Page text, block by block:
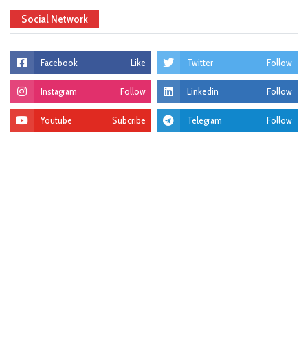
Social Network
Facebook Like Twitter Follow
Instagram Follow Linkedin Follow
Youtube Subcribe Telegram Follow